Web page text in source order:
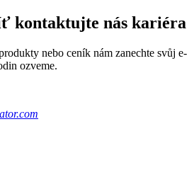
kontaktujte nás kariéra
nebo ceník nám zanechte svůj e-
ozveme.